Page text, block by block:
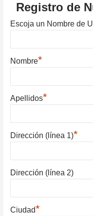
Registro de
Escoja un Nombre de
Nombre*
Apellidos*
Dirección (línea 1)*
Dirección (línea 2)
Ciudad*